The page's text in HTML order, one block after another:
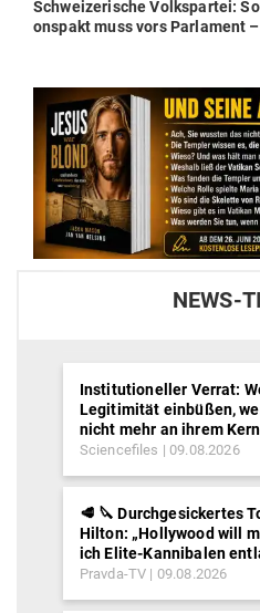
Next
post:
Schwei­ze­rische Volks­partei:
onspakt muss vors Par­lament
NEWS-
Institutioneller Verrat:
Legitimität einbüßen,
nicht mehr an ihrem
Sciencefiles 09.08.2026
🥩 🔪 Durchgesickertes
Hilton: „Hollywood will
ich Elite-Kannibalen
Pravda-TV 09.08.2026